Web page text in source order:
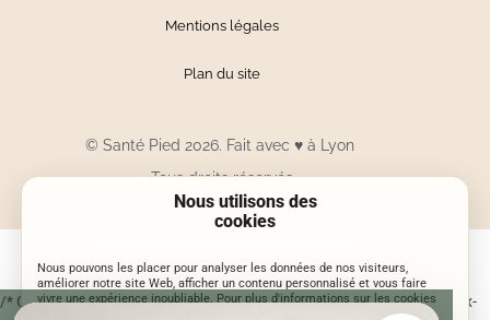
Nous utilisons des
cookies
Nous pouvons les placer pour analyser les données de nos visiteurs,
améliorer notre site Web, afficher un contenu personnalisé et vous faire
vivre une expérience inoubliable. Pour plus d'informations sur les cookies
Mentions légales
Plan du site
© Santé Pied 2026. Fait avec ♥à Lyon
Tous droits réservés
/* Correction centrage bouton Je participe sur mobile */ @media (max-